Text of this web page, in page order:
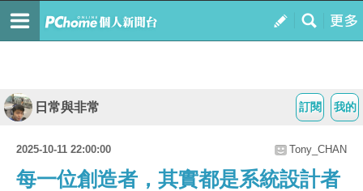
我的
訂閱
日常與非常
2025-10-11 22:00:00 Tony_CHAN
每一位創造者，其實都是系統設計者